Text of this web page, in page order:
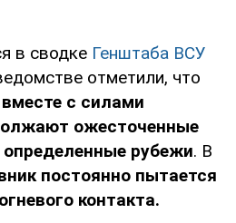
в сводке Генштаба ВСУ
отметили, что
с силами
ожесточенные
рубежи. В
постоянно пытается
контакта.